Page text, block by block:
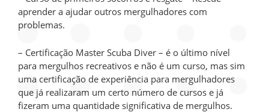
aprender a ajudar outros mergulhadores com
problemas.
– Certificação Master Scuba Diver – é o último nível
para mergulhos recreativos e não é um curso, mas sim
uma certificação de experiência para mergulhadores
que já realizaram um certo número de cursos e já
fizeram uma quantidade significativa de mergulhos.